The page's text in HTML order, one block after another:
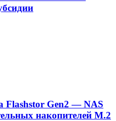
Flashstor Gen2 — NAS
накопителей M.2